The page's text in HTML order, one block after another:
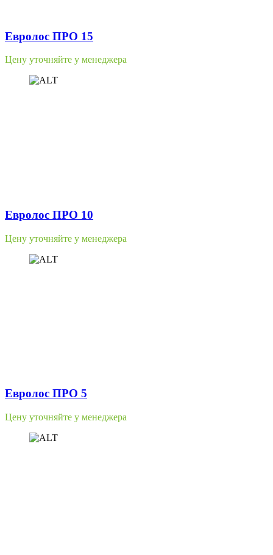
Евролос ПРО 15
Цену уточняйте у менеджера
Евролос ПРО 10
Цену уточняйте у менеджера
Евролос ПРО 5
Цену уточняйте у менеджера